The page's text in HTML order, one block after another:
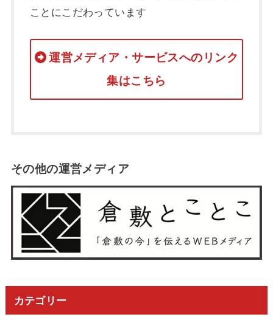
ことにこだわっています
運営メディア・サービスへのリンク
集はこちら
その他の運営メディア
カテゴリー